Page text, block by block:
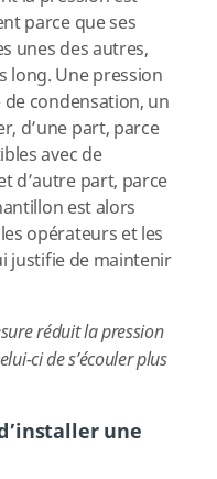
parce que ses
unes des autres,
long. Une pression
condensation, un
d’une part, parce
avec de
d’autre part, parce
est alors
opérateurs et les
justifie de maintenir
réduit la pression
ci de s’écouler plus
une